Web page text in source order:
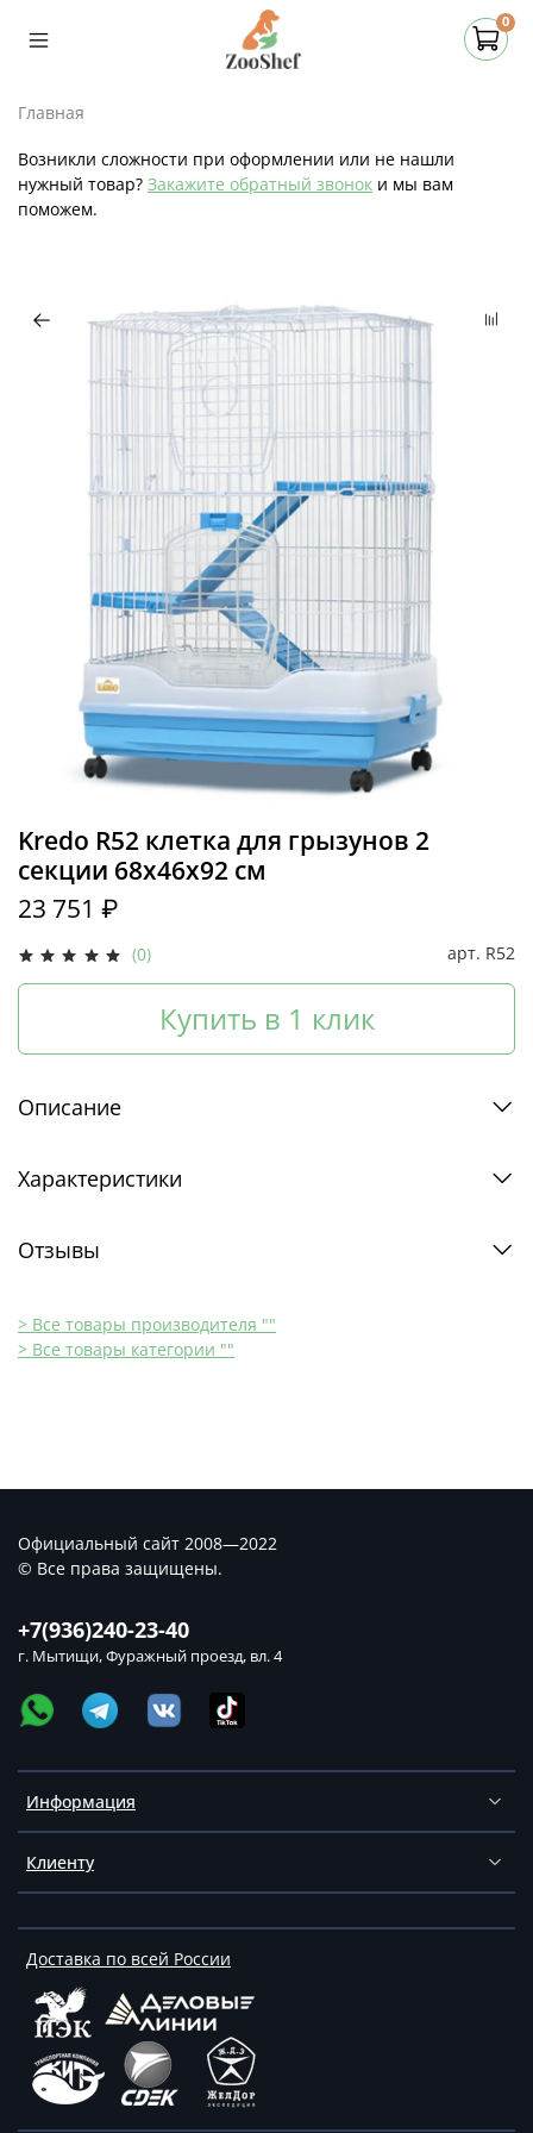
0
Главная
Возникли сложности при оформлении или не нашли
нужный товар? Закажите обратный звонок и мы вам
поможем.
(0) арт. R52
Kredo R52 клетка для грызунов 2
секции 68х46х92 см
23 751 ₽
Купить в 1 клик
Описание
Характеристики
Отзывы
> Все товары производителя ""
> Все товары категории ""
Информация
Клиенту
Доставка по всей России
+7(936)240-23-40
г. Мытищи, Фуражный проезд, вл. 4
Официальный сайт 2008—2022
© Все права защищены.